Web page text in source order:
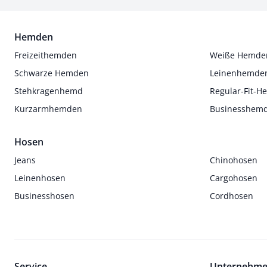
Hemden
Freizeithemden
Weiße
Schwarze Hemden
Stehkragenhemd
Regular-Fit-
Kurzarmhemden
Hosen
Jeans
Chinohosen
Leinenhosen
Cargohosen
Businesshosen
Cordhosen